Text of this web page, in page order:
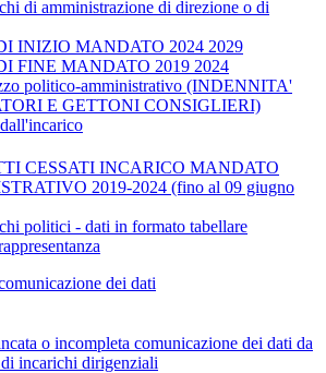
di amministrazione di direzione o di
INIZIO MANDATO 2024 2029
FINE MANDATO 2019 2024
politico-amministrativo (INDENNITA'
E GETTONI CONSIGLIERI)
CESSATI INCARICO MANDATO
2019-2024 (fino al 09 giugno
politici - dati in formato tabellare
dei dati
o incompleta comunicazione dei dati da
incarichi dirigenziali